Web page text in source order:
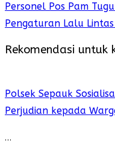
Personel Pos Pam
Pengaturan Lalu
Rekomendasi untuk
Polsek Sepauk
Perjudian kepada
…